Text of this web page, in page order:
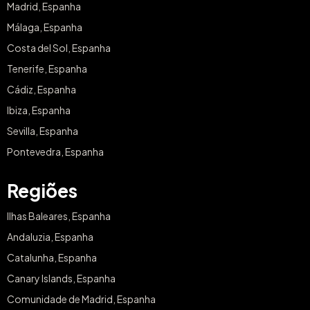
Madrid, Espanha
Málaga, Espanha
Costa del Sol, Espanha
Tenerife, Espanha
Cádiz, Espanha
Ibiza, Espanha
Sevilla, Espanha
Pontevedra, Espanha
Regiões
Ilhas Baleares, Espanha
Andaluzia, Espanha
Catalunha, Espanha
Canary Islands, Espanha
Comunidade de Madrid, Espanha